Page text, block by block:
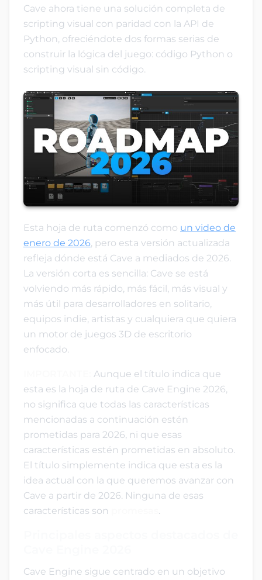
Cave ahora tiene una solución completa de
scripting visual con paridad con la API de
Python, ofreciéndote dos formas serias de
construir la lógica del juego: código Python o
scripting visual sin código.
Esta hoja de ruta comenzó como un video de
enero de 2026, pero esta versión actualizada
refleja dónde está Cave a mediados de 2026.
La versión corta es sencilla: Cave se está
volviendo más rápido, más fácil, más visual y
más útil para desarrolladores en solitario,
equipos indie, artistas y cualquiera que quiera
un motor de juegos 3D de escritorio
enfocado.
Aunque el título indica que
esta es la hoja de ruta de Cave Engine 2026,
no significa que todas las características
mencionadas a continuación estén
prometidas para 2026, ni que esas
características estén prometidas en absoluto.
El título simplemente indica que esta es la
idea actual con la que queremos avanzar con
Cave a partir de 2026. Ninguna de esas
características son
.
Cave Engine sigue centrado en un objetivo